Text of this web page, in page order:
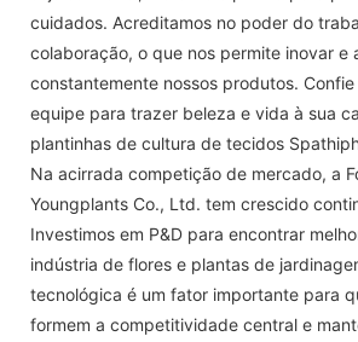
cuidados. Acreditamos no poder do
colaboração, o que nos permite inovar e
constantemente nossos produtos.
equipe para trazer beleza e vida à sua
plantinhas de cultura de tecidos
Na acirrada competição de mercado, a
Youngplants Co., Ltd. tem crescido
Investimos em P&D para encontrar
indústria de flores e plantas de
tecnológica é um fator importante para
formem a competitividade central e